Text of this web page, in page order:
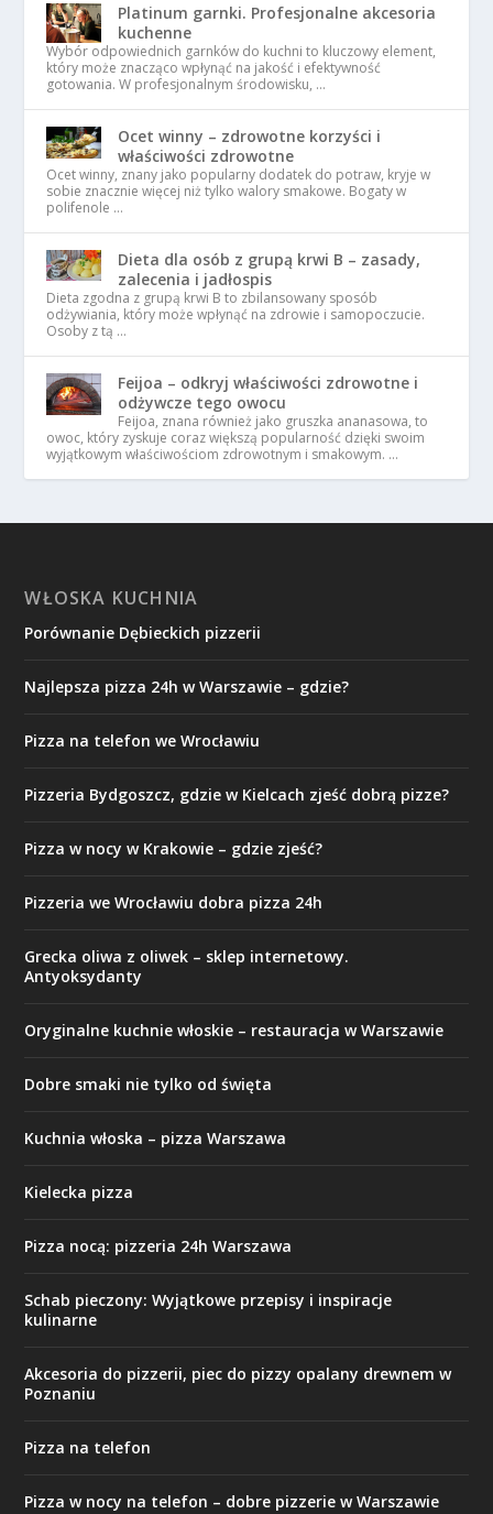
Platinum garnki. Profesjonalne akcesoria
kuchenne
Wybór odpowiednich garnków do kuchni to kluczowy element,
który może znacząco wpłynąć na jakość i efektywność
gotowania. W profesjonalnym środowisku, …
Ocet winny – zdrowotne korzyści i
właściwości zdrowotne
Ocet winny, znany jako popularny dodatek do potraw, kryje w
sobie znacznie więcej niż tylko walory smakowe. Bogaty w
polifenole …
Dieta dla osób z grupą krwi B – zasady,
zalecenia i jadłospis
Dieta zgodna z grupą krwi B to zbilansowany sposób
odżywiania, który może wpłynąć na zdrowie i samopoczucie.
Osoby z tą …
Feijoa – odkryj właściwości zdrowotne i
odżywcze tego owocu
Feijoa, znana również jako gruszka ananasowa, to
owoc, który zyskuje coraz większą popularność dzięki swoim
wyjątkowym właściwościom zdrowotnym i smakowym. …
WŁOSKA KUCHNIA
Porównanie Dębieckich pizzerii
Najlepsza pizza 24h w Warszawie – gdzie?
Pizza na telefon we Wrocławiu
Pizzeria Bydgoszcz, gdzie w Kielcach zjeść dobrą pizze?
Pizza w nocy w Krakowie – gdzie zjeść?
Pizzeria we Wrocławiu dobra pizza 24h
Grecka oliwa z oliwek – sklep internetowy.
Antyoksydanty
Oryginalne kuchnie włoskie – restauracja w Warszawie
Dobre smaki nie tylko od święta
Kuchnia włoska – pizza Warszawa
Kielecka pizza
Pizza nocą: pizzeria 24h Warszawa
Schab pieczony: Wyjątkowe przepisy i inspiracje
kulinarne
Akcesoria do pizzerii, piec do pizzy opalany drewnem w
Poznaniu
Pizza na telefon
Pizza w nocy na telefon – dobre pizzerie w Warszawie